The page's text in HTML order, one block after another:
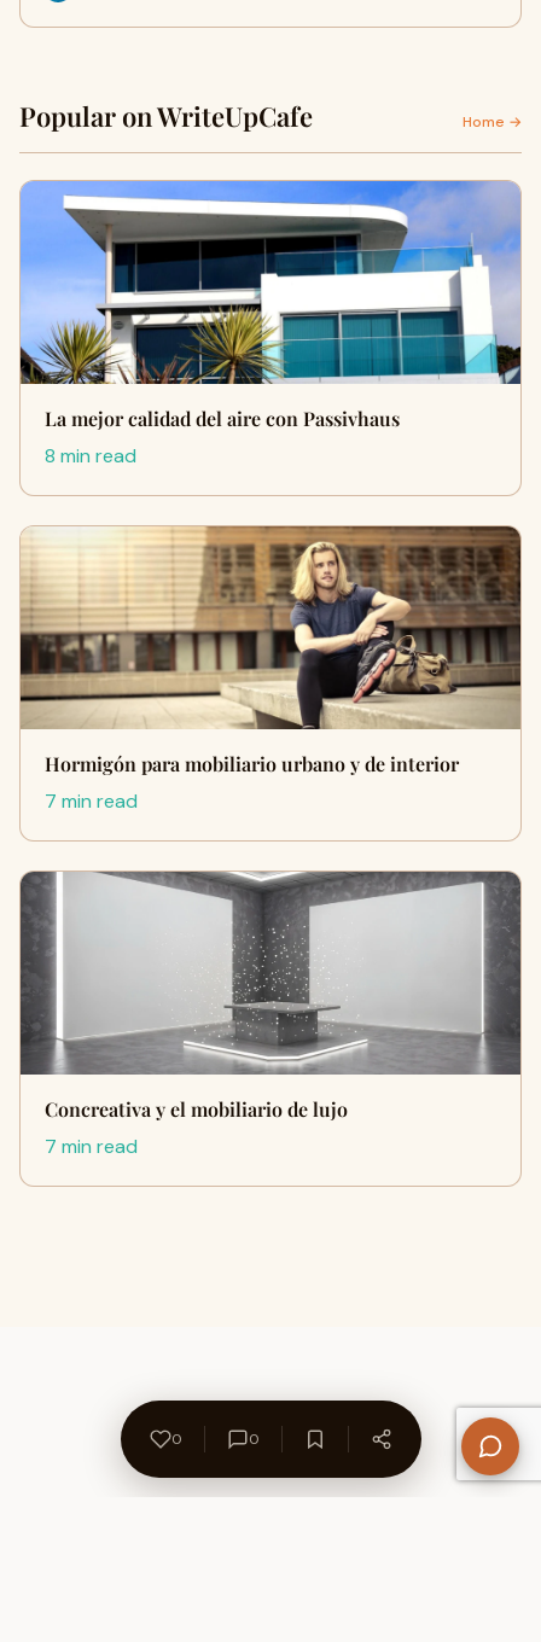
Popular on WriteUpCafe Home →
La mejor calidad del aire con Passivhaus
8 min read
Hormigón para mobiliario urbano y de interior
7 min read
Concreativa y el mobiliario de lujo
7 min read
0 0